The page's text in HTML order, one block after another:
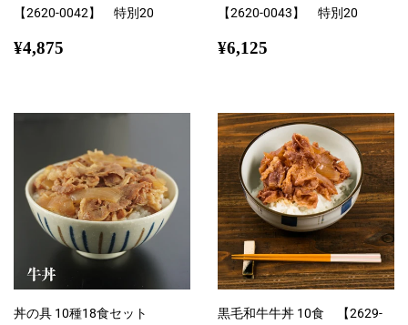
【2620-0042】 特別20
通
¥4,875
【2620-0043】 特別20
通
¥6,125
丼の具 10種18食セット
黒毛和牛牛丼 10食 【2629-